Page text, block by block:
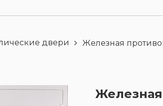
двери Железная